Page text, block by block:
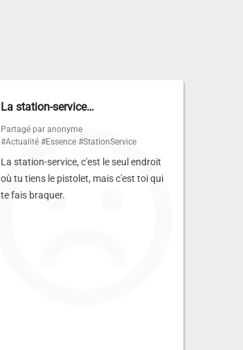
La station-service…
Partagé par anonyme
#Actualité #Essence #StationService
La station-service, c'est le seul endroit
où tu tiens le pistolet, mais c'est toi qui
te fais braquer.